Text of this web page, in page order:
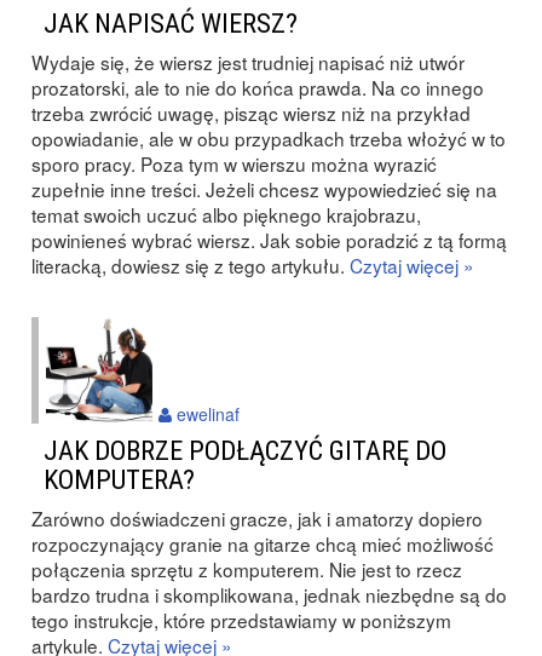
JAK NAPISAĆ WIERSZ?
Wydaje się, że wiersz jest trudniej napisać niż utwór
prozatorski, ale to nie do końca prawda. Na co innego
trzeba zwrócić uwagę, pisząc wiersz niż na przykład
opowiadanie, ale w obu przypadkach trzeba włożyć w to
sporo pracy. Poza tym w wierszu można wyrazić
zupełnie inne treści. Jeżeli chcesz wypowiedzieć się na
temat swoich uczuć albo pięknego krajobrazu,
powinieneś wybrać wiersz. Jak sobie poradzić z tą formą
literacką, dowiesz się z tego artykułu. Czytaj więcej »
JAK DOBRZE PODŁĄCZYĆ GITARĘ DO
KOMPUTERA?
Zarówno doświadczeni gracze, jak i amatorzy dopiero
rozpoczynający granie na gitarze chcą mieć możliwość
połączenia sprzętu z komputerem. Nie jest to rzecz
bardzo trudna i skomplikowana, jednak niezbędne są do
tego instrukcje, które przedstawiamy w poniższym
artykule. Czytaj więcej »
ewelinaf